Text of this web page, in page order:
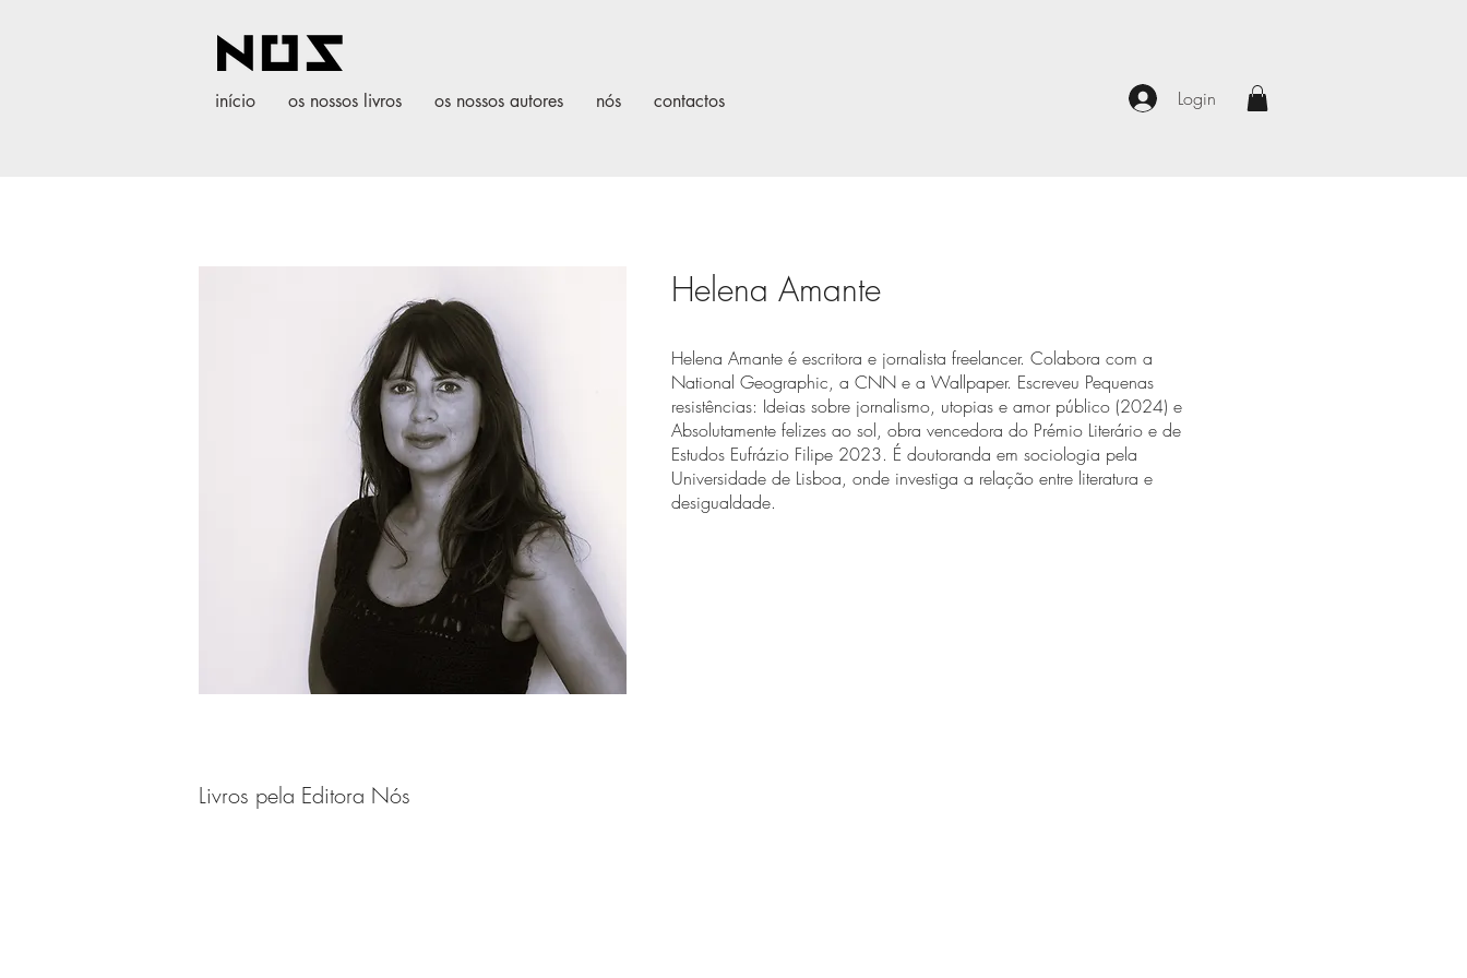
início os nossos livros os nossos autores nós contactos Login
Helena Amante
Helena Amante é escritora e jornalista freelancer. Colabora com a
National Geographic, a CNN e a Wallpaper. Escreveu Pequenas
resistências: Ideias sobre jornalismo, utopias e amor público (2024) e
Absolutamente felizes ao sol, obra vencedora do Prémio Literário e de
Estudos Eufrázio Filipe 2023. É doutoranda em sociologia pela
Universidade de Lisboa, onde investiga a relação entre literatura e
desigualdade.
Livros pela Editora Nós